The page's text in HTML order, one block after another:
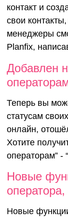
контакт и
свои
менеджеры
Planfix,
Добавлен
Теперь вы
статусам
онлайн,
Хотите
операторам” -
Новые
Новые